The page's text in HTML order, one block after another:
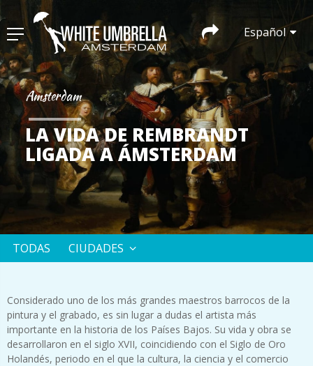
Español
Amsterdam
LA VIDA DE REMBRANDT
LIGADA A ÁMSTERDAM
TODAS CIUDADES
Considerado uno de los más grandes maestros barrocos de la
pintura y el grabado, es sin lugar a dudas el artista más
importante en la historia de los Países Bajos. Su vida y obra se
desarrollaron en el siglo XVII, coincidiendo con el Siglo de Oro
Holandés, periodo en el que la cultura, la ciencia y el comercio